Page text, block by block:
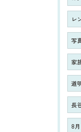
レ
写
家
道
長
8月